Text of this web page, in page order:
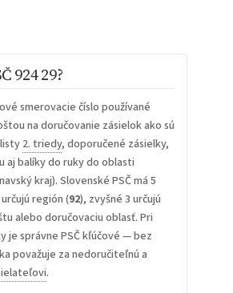
924 29?
smerovacie číslo používané
na doručovanie zásielok ako sú
2. triedy, doporučené zásielky,
aj balíky do ruky do oblasti
kraj). Slovenské PSČ má 5
región (92), zvyšné 3 určujú
alebo doručovaciu oblasť. Pri
je správne PSČ kľúčové — bez
považuje za nedoručiteľnú a
.